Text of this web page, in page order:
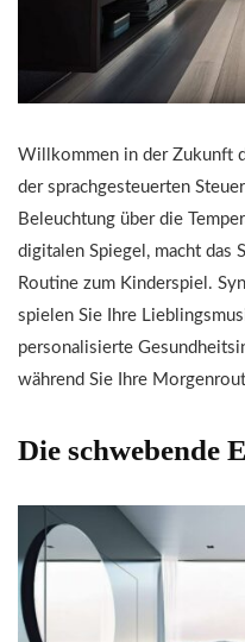
Willkommen in der Zukunft
der sprachgesteuerten
Beleuchtung über die
digitalen Spiegel, macht das
Routine zum Kinderspiel.
spielen Sie Ihre
personalisierte
während Sie Ihre
Die schwebende